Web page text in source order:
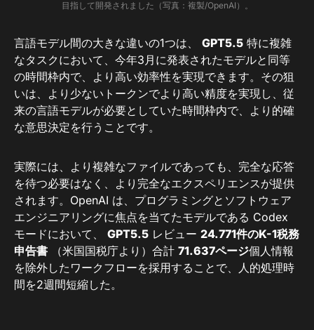
目指して開発されました（写真：複製/OpenAI）。
言語モデル間の大きな違いの1つは、 GPT5.5 特に複雑
なタスクにおいて、今年3月に発表されたモデルと同等
の時間枠内で、より高い効率性を実現できます。その狙
いは、より少ないトークンでより高い精度を実現し、従
来の言語モデルが必要としていた時間枠内で、より的確
な意思決定を行うことです。
実際には、より複雑なファイルであっても、完全な応答
を待つ必要はなく、より完全なエクスペリエンスが提供
されます。OpenAI は、プログラミングとソフトウェア
エンジニアリングに焦点を当てたモデルである Codex
モードにおいて、 GPT5.5 レビュー 24.771件のK-1税務
申告書 （米国国税庁より）合計 71.637ページ個人情報
を除外したワークフローを採​​用することで、人的処理時
間を2週間短縮した。